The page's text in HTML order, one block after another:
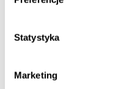
Statystyka
Marketing